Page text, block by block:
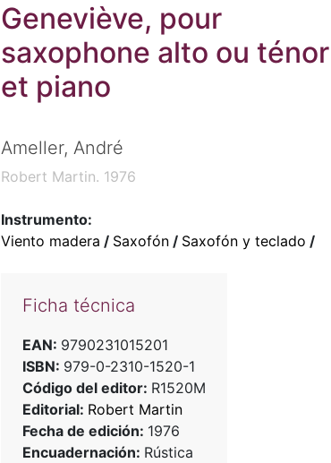
Geneviève, pour
saxophone alto ou ténor
et piano
Ameller, André
Robert Martin. 1976
Instrumento:
Viento madera / Saxofón/ Saxofón y teclado /
Ficha técnica
EAN: 9790231015201
ISBN: 979-0-2310-1520-1
Código del editor: R1520M
Editorial: Robert Martin
Fecha de edición: 1976
Encuadernación: Rústica